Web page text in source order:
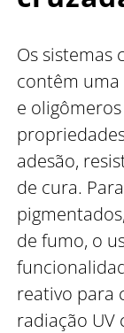
Os sistemas
contêm
e
adesão,
de cura.
de fumo, o
reativo para
radiação UV